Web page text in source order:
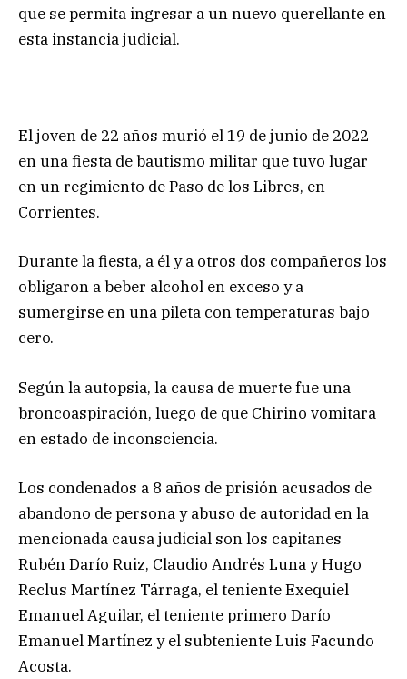
que se permita ingresar a un nuevo querellante en
esta instancia judicial.
El joven de 22 años murió el 19 de junio de 2022
en una fiesta de bautismo militar que tuvo lugar
en un regimiento de Paso de los Libres, en
Corrientes.
Durante la fiesta, a él y a otros dos compañeros los
obligaron a beber alcohol en exceso y a
sumergirse en una pileta con temperaturas bajo
cero.
Según la autopsia, la causa de muerte fue una
broncoaspiración, luego de que Chirino vomitara
en estado de inconsciencia.
Los condenados a 8 años de prisión acusados de
abandono de persona y abuso de autoridad en la
mencionada causa judicial son los capitanes
Rubén Darío Ruiz, Claudio Andrés Luna y Hugo
Reclus Martínez Tárraga, el teniente Exequiel
Emanuel Aguilar, el teniente primero Darío
Emanuel Martínez y el subteniente Luis Facundo
Acosta.